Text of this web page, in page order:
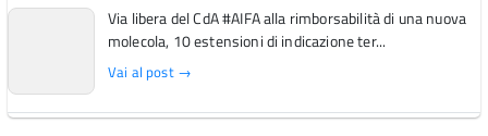
Via libera del CdA #AIFA alla rimborsabilità di una nuova
molecola, 10 estensioni di indicazione ter...
Vai al post →